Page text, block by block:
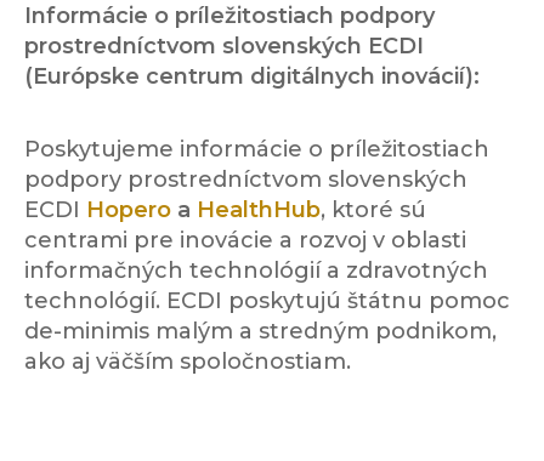
Informácie o príležitostiach podpory
prostredníctvom slovenských ECDI
(Európske centrum digitálnych inovácií):
Poskytujeme informácie o príležitostiach
podpory prostredníctvom slovenských
ECDI Hopero a HealthHub, ktoré sú
centrami pre inovácie a rozvoj v oblasti
informačných technológií a zdravotných
technológií. ECDI poskytujú štátnu pomoc
de-minimis malým a stredným podnikom,
ako aj väčším spoločnostiam.